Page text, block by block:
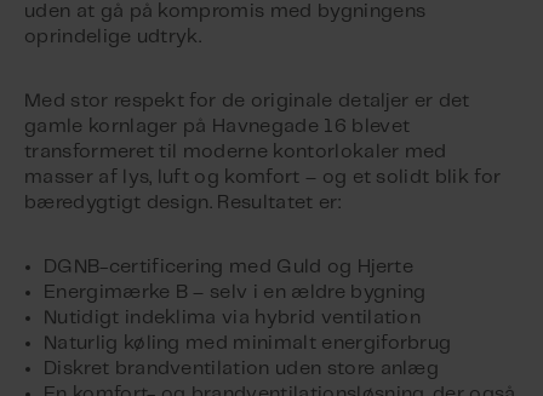
uden at gå på kompromis med bygningens
oprindelige udtryk.
Med stor respekt for de originale detaljer er det
gamle kornlager på Havnegade 16 blevet
transformeret til moderne kontorlokaler med
masser af lys, luft og komfort – og et solidt blik for
bæredygtigt design. Resultatet er:
DGNB-certificering med Guld og Hjerte
Energimærke B – selv i en ældre bygning
Nutidigt indeklima via hybrid ventilation
Naturlig køling med minimalt energiforbrug
Diskret brandventilation uden store anlæg